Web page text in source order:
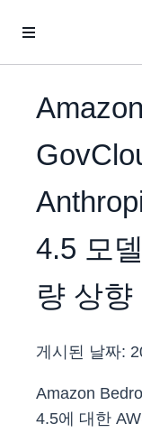
4.5 모
량 상향
게시된 날짜:
Amazon
4.5에 대한